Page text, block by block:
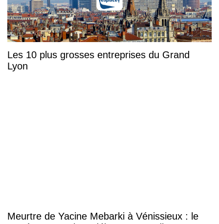
Les 10 plus grosses entreprises du Grand
Lyon
Meurtre de Yacine Mebarki à Vénissieux : le